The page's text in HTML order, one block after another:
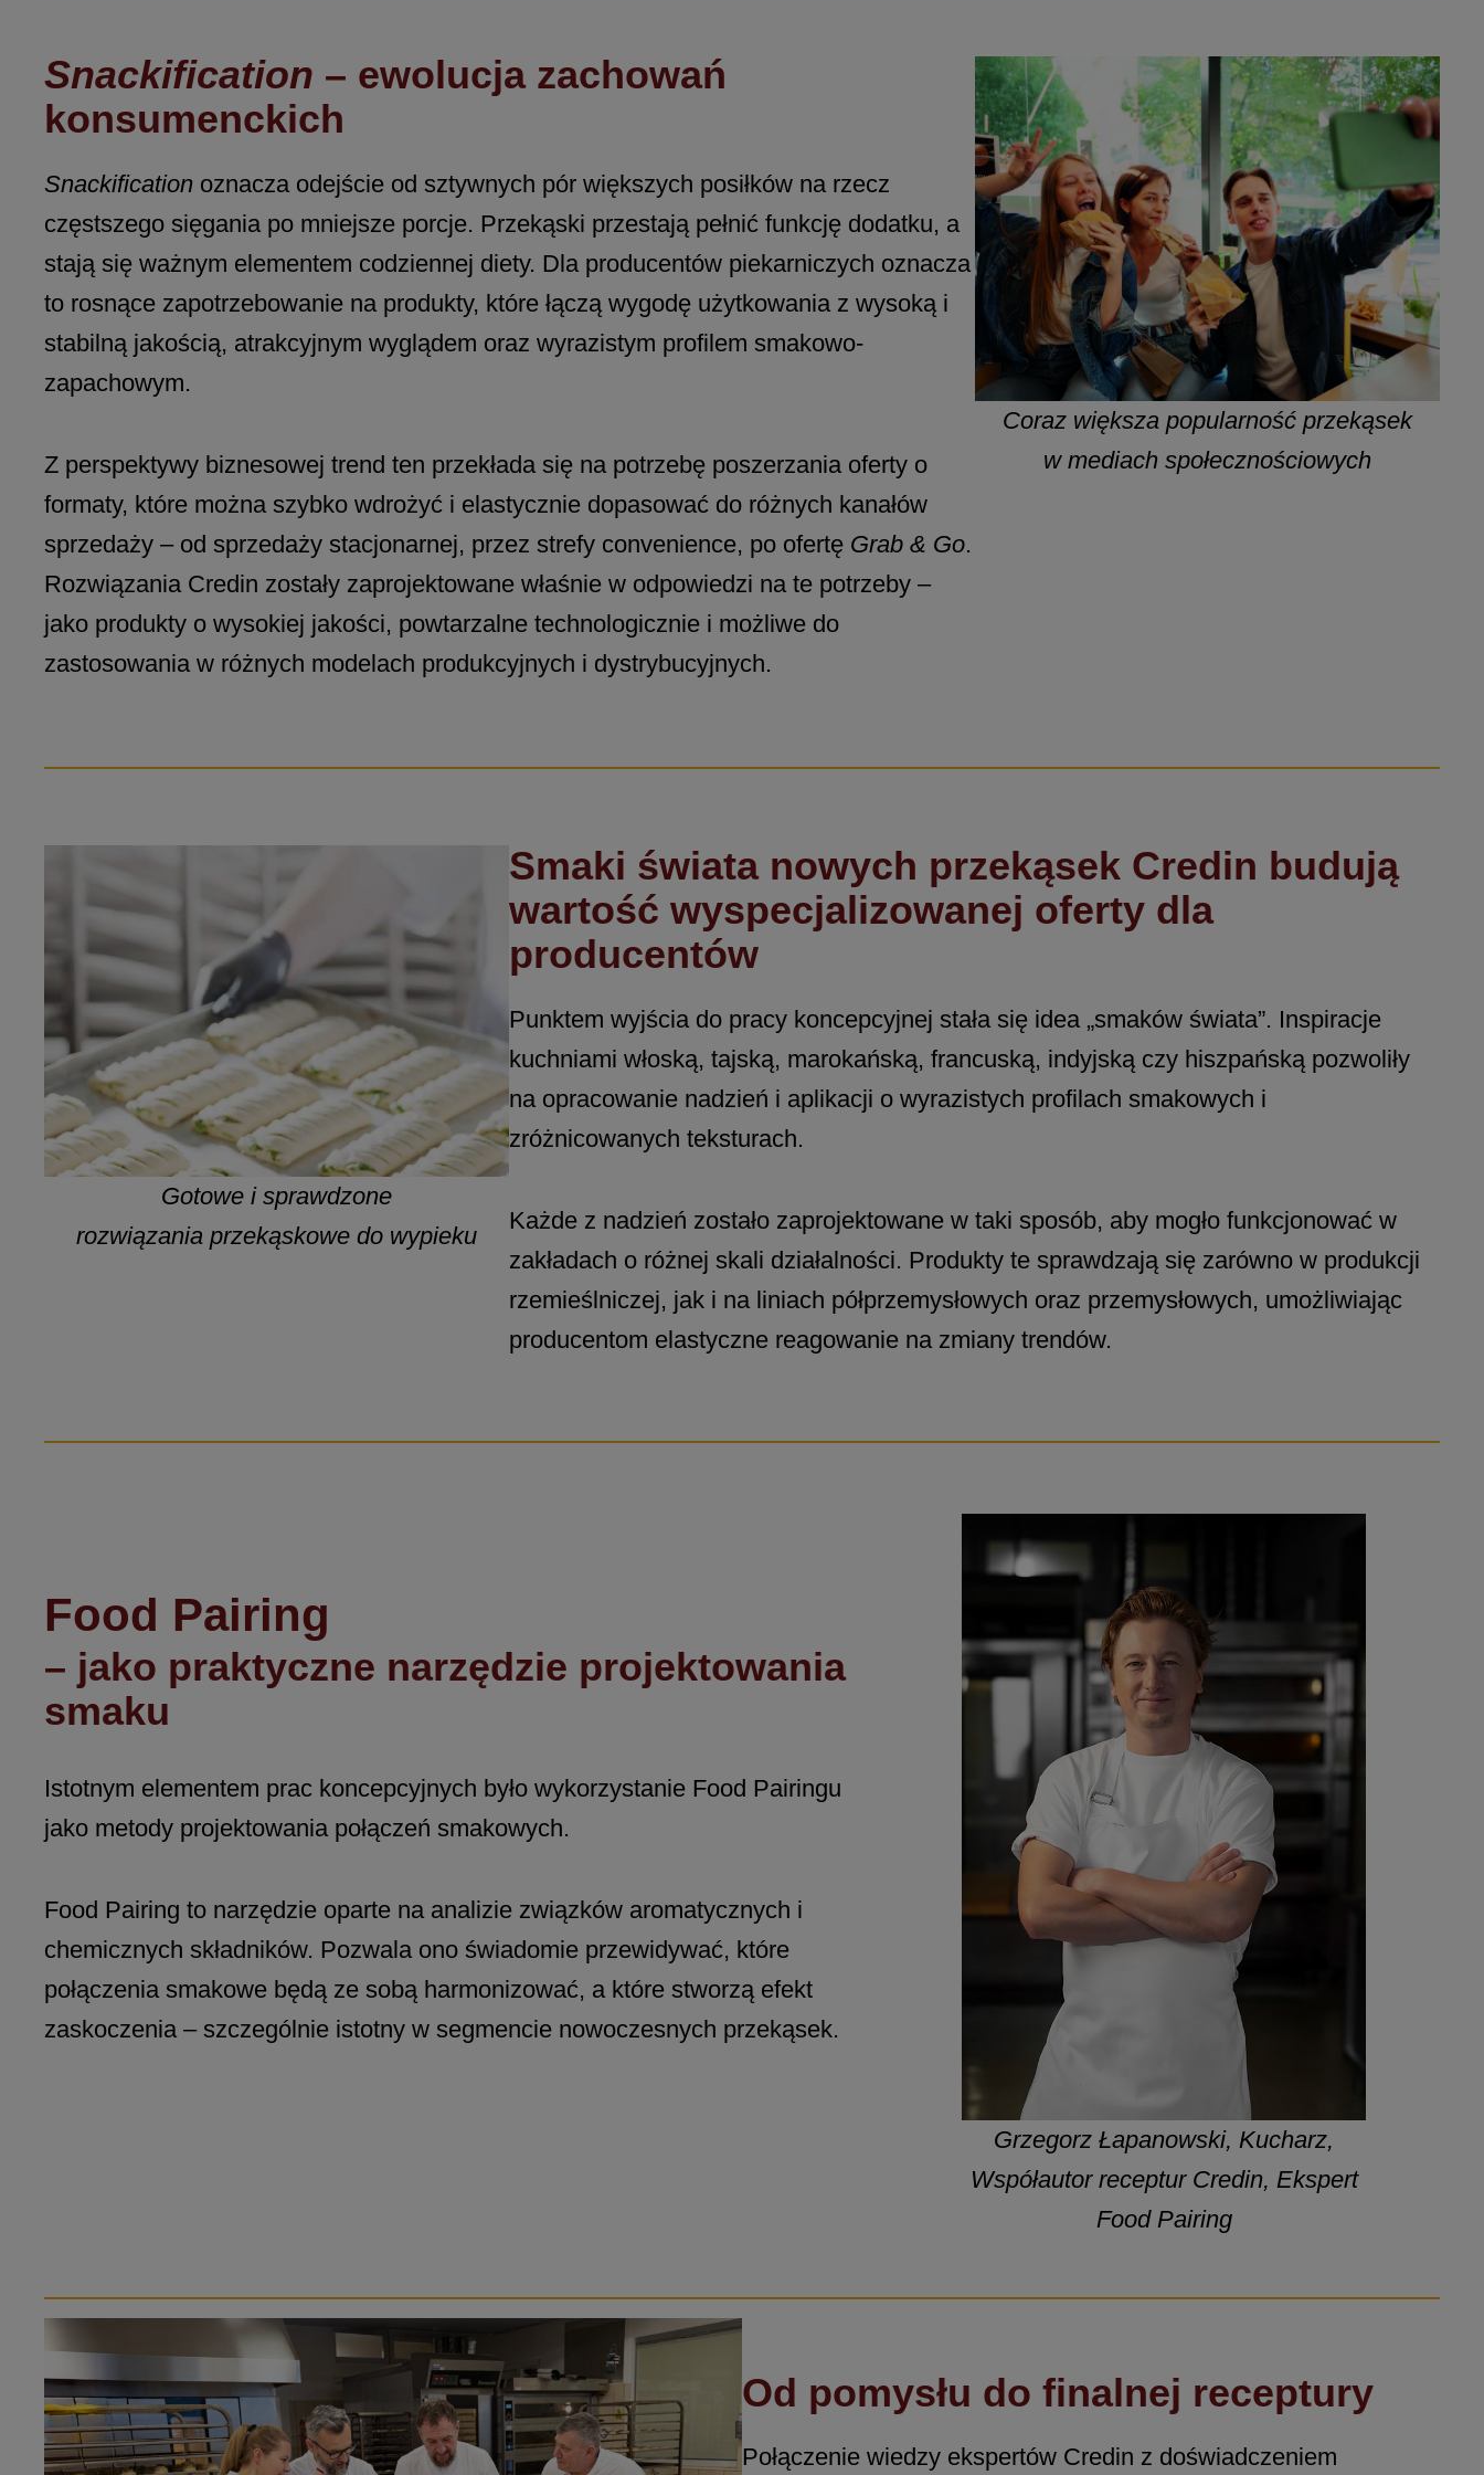
Snackification – ewolucja zachowań
konsumenckich
Snackification oznacza odejście od sztywnych pór większych posiłków na rzecz
częstszego sięgania po mniejsze porcje. Przekąski przestają pełnić funkcję dodatku, a
stają się ważnym elementem codziennej diety. Dla producentów piekarniczych oznacza
to rosnące zapotrzebowanie na produkty, które łączą wygodę użytkowania z wysoką i
stabilną jakością, atrakcyjnym wyglądem oraz wyrazistym profilem smakowo-
zapachowym.
Z perspektywy biznesowej trend ten przekłada się na potrzebę poszerzania oferty o
formaty, które można szybko wdrożyć i elastycznie dopasować do różnych kanałów
sprzedaży – od sprzedaży stacjonarnej, przez strefy convenience, po ofertę Grab & Go.
Rozwiązania Credin zostały zaprojektowane właśnie w odpowiedzi na te potrzeby –
jako produkty o wysokiej jakości, powtarzalne technologicznie i możliwe do
zastosowania w różnych modelach produkcyjnych i dystrybucyjnych.
Coraz większa popularność przekąsek
w mediach społecznościowych
Gotowe i sprawdzone
rozwiązania przekąskowe do wypieku
Smaki świata nowych przekąsek Credin budują
wartość wyspecjalizowanej oferty dla
producentów
Punktem wyjścia do pracy koncepcyjnej stała się idea „smaków świata”. Inspiracje
kuchniami włoską, tajską, marokańską, francuską, indyjską czy hiszpańską pozwoliły
na opracowanie nadzień i aplikacji o wyrazistych profilach smakowych i
zróżnicowanych teksturach.
Każde z nadzień zostało zaprojektowane w taki sposób, aby mogło funkcjonować w
zakładach o różnej skali działalności. Produkty te sprawdzają się zarówno w produkcji
rzemieślniczej, jak i na liniach półprzemysłowych oraz przemysłowych, umożliwiając
producentom elastyczne reagowanie na zmiany trendów.
Food Pairing
– jako praktyczne narzędzie projektowania
smaku
Istotnym elementem prac koncepcyjnych było wykorzystanie Food Pairingu
jako metody projektowania połączeń smakowych.
Food Pairing to narzędzie oparte na analizie związków aromatycznych i
chemicznych składników. Pozwala ono świadomie przewidywać, które
połączenia smakowe będą ze sobą harmonizować, a które stworzą efekt
zaskoczenia – szczególnie istotny w segmencie nowoczesnych przekąsek.
Grzegorz Łapanowski, Kucharz,
Współautor receptur Credin, Ekspert
Food Pairing
Od pomysłu do finalnej receptury
Połączenie wiedzy ekspertów Credin z doświadczeniem